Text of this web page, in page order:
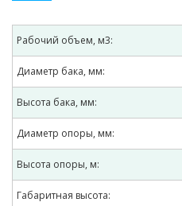
Рабочий объем, м3:
Диаметр бака, мм:
Высота бака, мм:
Диаметр опоры, мм:
Высота опоры, м:
Габаритная высота: